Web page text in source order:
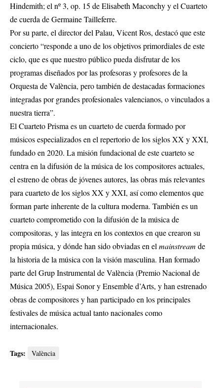
Hindemith; el nº 3, op. 15 de Elisabeth Maconchy y el Cuarteto
de cuerda de Germaine Tailleferre.
Por su parte, el director del Palau, Vicent Ros, destacó que este
concierto “responde a uno de los objetivos primordiales de este
ciclo, que es que nuestro público pueda disfrutar de los
programas diseñados por las profesoras y profesores de la
Orquesta de València, pero también de destacadas formaciones
integradas por grandes profesionales valencianos, o vinculados a
nuestra tierra”.
El Cuarteto Prisma es un cuarteto de cuerda formado por
músicos especializados en el repertorio de los siglos XX y XXI,
fundado en 2020. La misión fundacional de este cuarteto se
centra en la difusión de la música de los compositores actuales,
el estreno de obras de jóvenes autores, las obras más relevantes
para cuarteto de los siglos XX y XXI, así como elementos que
forman parte inherente de la cultura moderna. También es un
cuarteto comprometido con la difusión de la música de
compositoras, y las integra en los contextos en que crearon su
propia música, y dónde han sido obviadas en elmainstream de
la historia de la música con la visión masculina. Han formado
parte del Grup Instrumental de València (Premio Nacional de
Música 2005), Espai Sonor y Ensemble d’Arts, y han estrenado
obras de compositores y han participado en los principales
festivales de música actual tanto nacionales como
internacionales.
Tags: València